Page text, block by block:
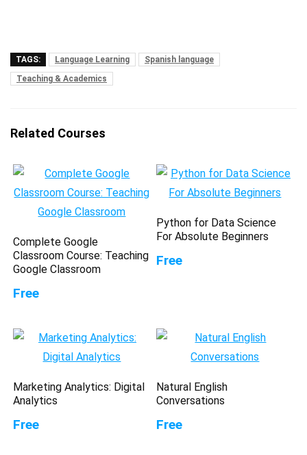
TAGS: Language Learning
Spanish language
Teaching & Academics
Related Courses
Complete Google
Classroom Course: Teaching
Google Classroom
Free
Python for Data Science
For Absolute Beginners
Free
Marketing Analytics: Digital
Analytics
Free
Natural English
Conversations
Free